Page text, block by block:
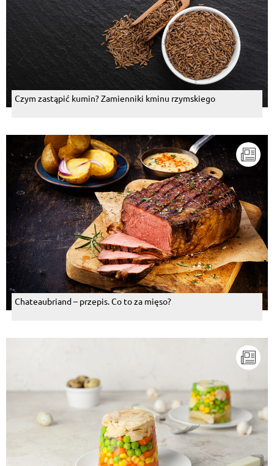
Czym zastąpić kumin? Zamienniki kminu rzymskiego
Chateaubriand – przepis. Co to za mięso?